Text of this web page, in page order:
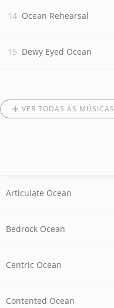
Ocean Rehearsal
Dewy Eyed Ocean
VER TODAS AS MÚSICAS
Articulate Ocean
Bedrock Ocean
Centric Ocean
Contented Ocean